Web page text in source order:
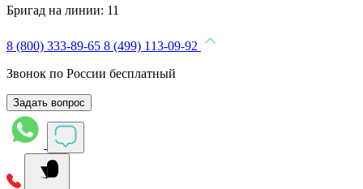
Бригад на линии: 11
8 (800) 333-89-65 8 (499) 113-09-92
Звонок по России бесплатный
Задать вопрос